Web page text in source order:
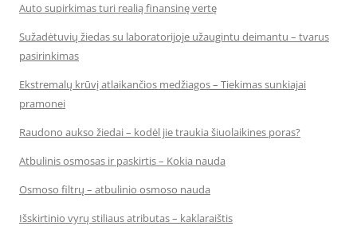
Auto supirkimas turi realią finansinę vertę
Sužadėtuvių žiedas su laboratorijoje užaugintu deimantu – tvarus
pasirinkimas
Ekstremalų krūvį atlaikančios medžiagos – Tiekimas sunkiajai
pramonei
Raudono aukso žiedai – kodėl jie traukia šiuolaikines poras?
Atbulinis osmosas ir paskirtis – Kokia nauda
Osmoso filtrų – atbulinio osmoso nauda
Išskirtinio vyrų stiliaus atributas – kaklaraištis